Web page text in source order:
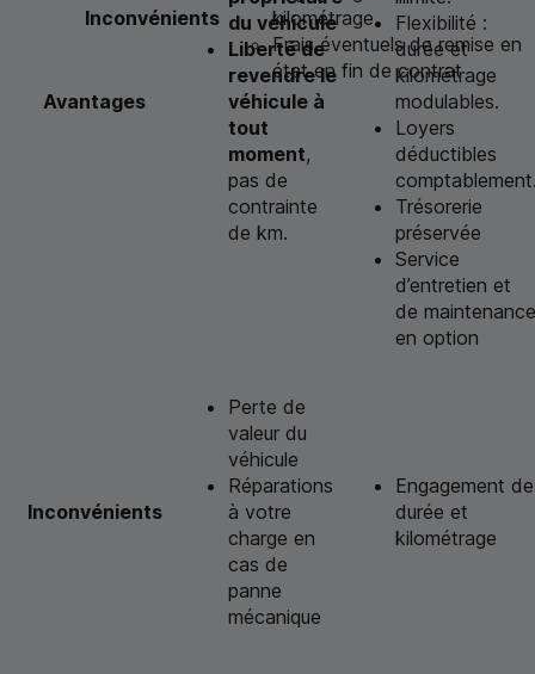
Inconvénients
kilométrage
Frais éventuels de remise en
état en fin de contrat
Avantages
du véhicule
Liberté de
revendre le
véhicule à
tout
moment,
pas de
contrainte
de km.
Flexibilité :
durée et
kilométrage
modulables.
Loyers
déductibles
Trésorerie
préservée
Service
d’entretien et
de maintenance
en option
Inconvénients
Perte de
valeur du
véhicule
Réparations
à votre
charge en
cas de
panne
mécanique
Engagement de
durée et
kilométrage